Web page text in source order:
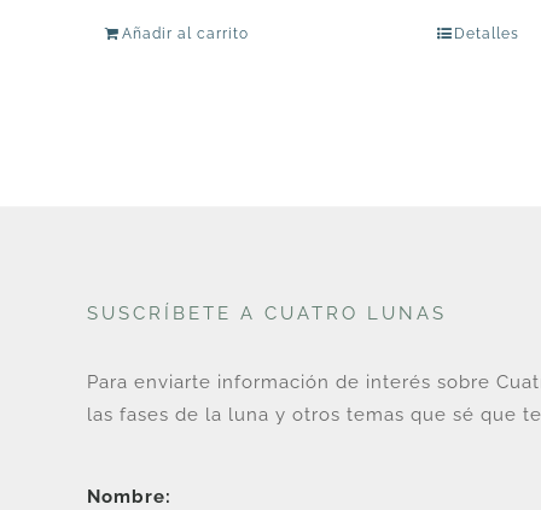
Añadir al carrito Detalles
SUSCRÍBETE A CUATRO LUNAS
Para enviarte información de interés sobre
las fases de la luna y otros temas que sé que
Nombre: